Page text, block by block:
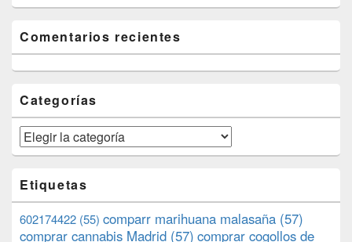
Comentarios recientes
Categorías
Categorías
Etiquetas
602174422 (55) comparr marihuana malasaña (57)
comprar cannabis Madrid (57) comprar cogollos de